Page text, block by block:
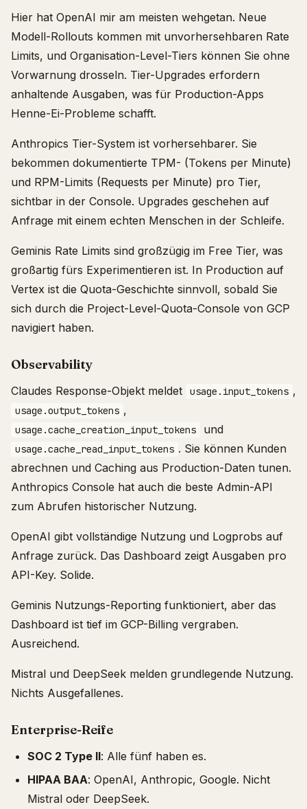
Hier hat OpenAI mir am meisten wehgetan. Neue
Modell-Rollouts kommen mit unvorhersehbaren Rate
Limits, und Organisation-Level-Tiers können Sie ohne
Vorwarnung drosseln. Tier-Upgrades erfordern
anhaltende Ausgaben, was für Production-Apps
Henne-Ei-Probleme schafft.
Anthropics Tier-System ist vorhersehbarer. Sie
bekommen dokumentierte TPM- (Tokens per Minute)
und RPM-Limits (Requests per Minute) pro Tier,
sichtbar in der Console. Upgrades geschehen auf
Anfrage mit einem echten Menschen in der Schleife.
Geminis Rate Limits sind großzügig im Free Tier, was
großartig fürs Experimentieren ist. In Production auf
Vertex ist die Quota-Geschichte sinnvoll, sobald Sie
sich durch die Project-Level-Quota-Console von GCP
navigiert haben.
Observability
Claudes Response-Objekt meldet usage.input_tokens ,
usage.output_tokens ,
usage.cache_creation_input_tokens und
usage.cache_read_input_tokens . Sie können Kunden
abrechnen und Caching aus Production-Daten tunen.
Anthropics Console hat auch die beste Admin-API
zum Abrufen historischer Nutzung.
OpenAI gibt vollständige Nutzung und Logprobs auf
Anfrage zurück. Das Dashboard zeigt Ausgaben pro
API-Key. Solide.
Geminis Nutzungs-Reporting funktioniert, aber das
Dashboard ist tief im GCP-Billing vergraben.
Ausreichend.
Mistral und DeepSeek melden grundlegende Nutzung.
Nichts Ausgefallenes.
Enterprise-Reife
SOC 2 Type II: Alle fünf haben es.
HIPAA BAA: OpenAI, Anthropic, Google. Nicht
Mistral oder DeepSeek.